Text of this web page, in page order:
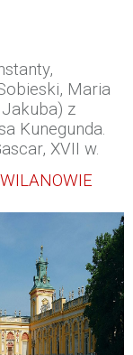
Maria
z
Kunegunda.
XVII w.